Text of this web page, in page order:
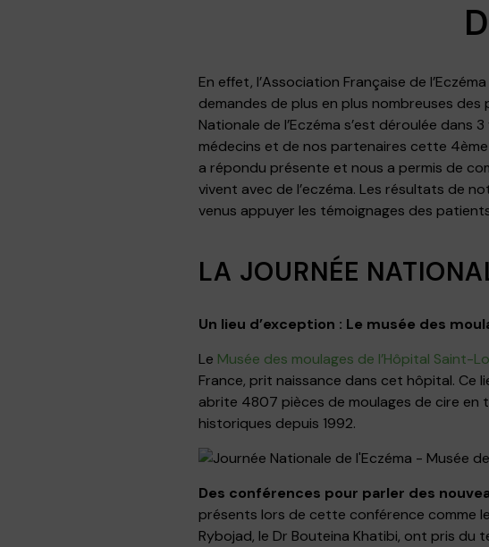
En effet, l’Association Française de
demandes de plus en plus nombreuses
Nationale de l’Eczéma s’est déroulée dans
médecins et de nos partenaires cette
a répondu présente et nous a permis de
vivent avec de l’eczéma. Les résultats de
venus appuyer les témoignages des
LA JOURNÉE
Un lieu d’exception : Le musée des
Le Musée des moulages de l’Hôpital Saint-
France, prit naissance dans cet hôpital. Ce
abrite 4807 pièces de moulages de cire en
historiques depuis 1992.
Des conférences pour parler des
présents lors de cette conférence comme
Rybojad, le Dr Bouteina Khatibi, ont pris